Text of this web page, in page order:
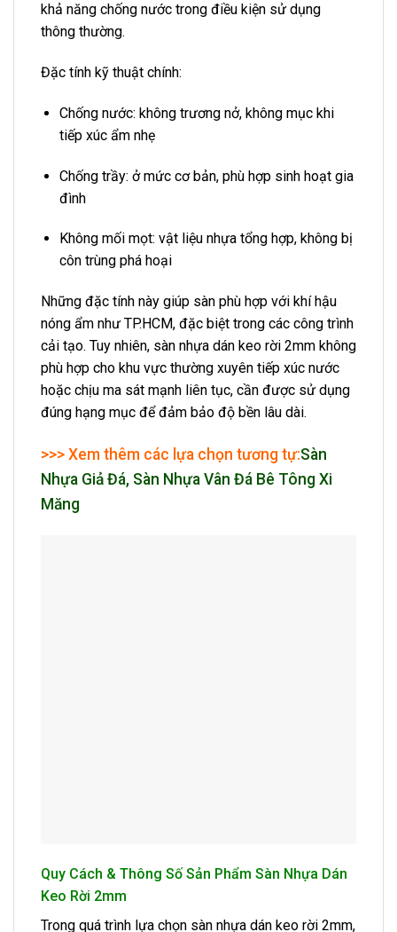
khả năng chống nước trong điều kiện sử dụng
thông thường.
Đặc tính kỹ thuật chính:
Chống nước: không trương nở, không mục khi
tiếp xúc ẩm nhẹ
Chống trầy: ở mức cơ bản, phù hợp sinh hoạt gia
đình
Không mối mọt: vật liệu nhựa tổng hợp, không bị
côn trùng phá hoại
Những đặc tính này giúp sàn phù hợp với khí hậu
nóng ẩm như TP.HCM, đặc biệt trong các công trình
cải tạo. Tuy nhiên, sàn nhựa dán keo rời 2mm không
phù hợp cho khu vực thường xuyên tiếp xúc nước
hoặc chịu ma sát mạnh liên tục, cần được sử dụng
đúng hạng mục để đảm bảo độ bền lâu dài.
>>> Xem thêm các lựa chọn tương tự:Sàn
Nhựa Giả Đá, Sàn Nhựa Vân Đá Bê Tông Xi
Măng
Quy Cách & Thông Số Sản Phẩm Sàn Nhựa Dán
Keo Rời 2mm
Trong quá trình lựa chọn sàn nhựa dán keo rời 2mm,